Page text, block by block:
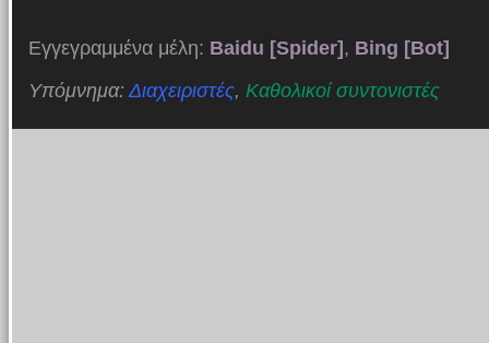
Εγγεγραμμένα μέλη: Baidu [Spider] , Bing [Bot]
Υπόμνημα:Διαχειριστές, Καθολικοί συντονιστές